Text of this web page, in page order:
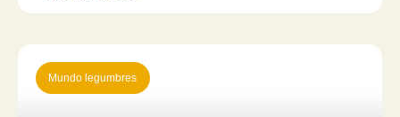
Mundo legumbres